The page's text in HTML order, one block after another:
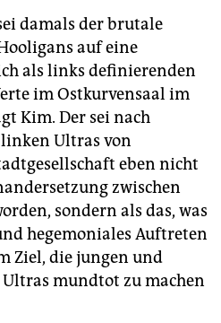
damals der brutale
auf eine
als links definierenden
im Ostkurvensaal im
Kim. Der sei nach
Ultras von
eben nicht
zwischen
sondern als das, was
hegemoniales Auftreten
Ziel, die jungen und
mundtot zu machen